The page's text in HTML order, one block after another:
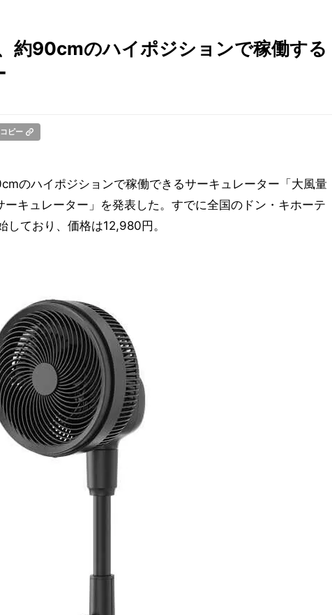
約90cmのハイポジションで稼働する
ピー
のハイポジションで稼働できるサーキュレーター「大風量
キュレーター」を発表した。すでに全国のドン・キホーテ
しており、価格は12,980円。